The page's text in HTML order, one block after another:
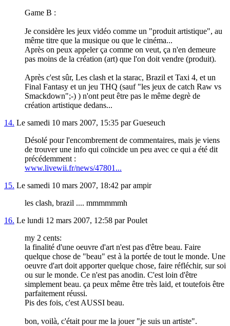
Game B :
Je considère les jeux vidéo comme un "produit artistique", au
même titre que la musique ou que le cinéma...
Après on peux appeler ça comme on veut, ça n'en demeure
pas moins de la création (art) que l'on doit vendre (produit).
Après c'est sûr, Les clash et la starac, Brazil et Taxi 4, et un
Final Fantasy et un jeu THQ (sauf "les jeux de catch Raw vs
Smackdown";-) ) n'ont peut être pas le même degrè de
création artistique dedans...
14. Le samedi 10 mars 2007, 15:35 par Gueseuch
Désolé pour l'encombrement de commentaires, mais je viens
de trouver une info qui coïncide un peu avec ce qui a été dit
précédemment :
www.livewii.fr/news/47801...
15. Le samedi 10 mars 2007, 18:42 par ampir
les clash, brazil .... mmmmmmh
16. Le lundi 12 mars 2007, 12:58 par Poulet
my 2 cents:
la finalité d'une oeuvre d'art n'est pas d'être beau. Faire
quelque chose de "beau" est à la portée de tout le monde. Une
oeuvre d'art doit apporter quelque chose, faire réfléchir, sur soi
ou sur le monde. Ce n'est pas anodin. C'est loin d'être
simplement beau. ça peux même être très laid, et toutefois être
parfaitement réussi.
Pis des fois, c'est AUSSI beau.
bon, voilà, c'était pour me la jouer "je suis un artiste".